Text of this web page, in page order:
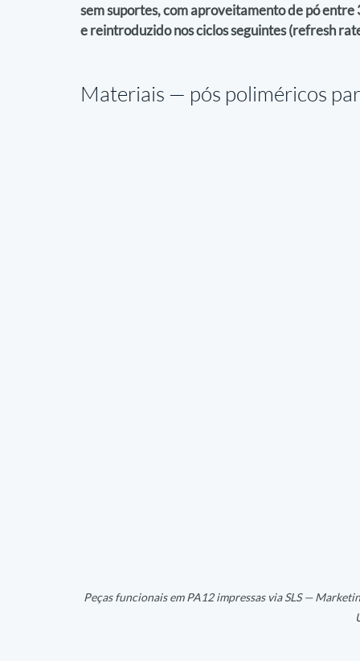
sem suportes, com aproveitamento de pó
e reintroduzido nos ciclos seguintes (refresh
Materiais — pós poliméricos
Peças funcionais em PA12 impressas via SLS —